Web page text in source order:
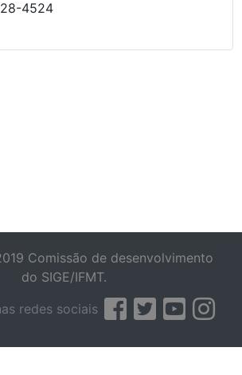
4524
Comissão de desenvolvimento
do SIGE/IFMT.
redes sociais